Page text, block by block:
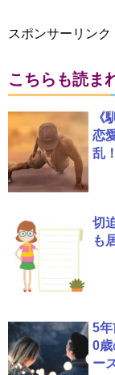
スポンサーリンク
こちらも読ま
《
恋
乱！
切
も
5年
0歳
ー